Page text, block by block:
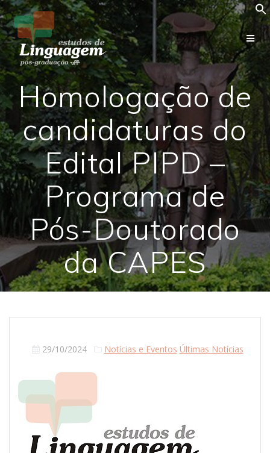
to
content
Homologação de
candidaturas do
Edital PIPD –
Programa de
Pós-Doutorado
da CAPES
29/10/2024 Notícias e Eventos Últimas Notícias